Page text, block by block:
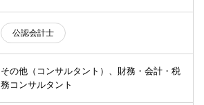
個別転職相談会・セミナー
転職お役立ち情報
ご利用ガイド
公認会計士
その他（コンサルタント）、財務・会計・税
務コンサルタント